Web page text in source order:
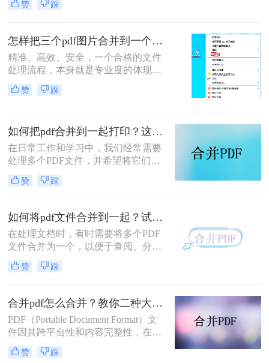
选对方法，1 分钟就能搞定多文件合
赞 踩
怎样把三个pdf图片合并到一个文件？三招搞定，职场效率飙升秘籍！
精准、高效、安全，一个合格的文件
处理流程，本身就是专业度的体现。
在信息爆炸的职场，我们每天都要与
海量文档打交道。你是否也经常遇到
PDF，或是三份散乱的报告图表
PDF，急需你整理成一个规整的文件
进行提交或归档？
赞 踩
如何把pdf合并到一起打印？这4种合并方法了解一下！
在日常工作和学习中，我们经常需要
处理多个PDF文件，并希望将它们合
并成一个文件进行打印，以便于管理
和节省纸张。那么如何把pdf合并到一
合并PDF文件并打印，每种方法都附
有简介。
赞 踩
如何将pdf文件合并到一起？试试这二个合并方法！
在处理文档时，有时需要将多个PDF
文件合并为一个，以便于查阅、分享
或存储。那么如何将pdf文件合并到一
起呢？本文将介绍两种合并PDF文件
赞 踩
合并pdf怎么合并？教你二种大家都在用的合并方法！
PDF（Portable Document Format）文
件因其跨平台性和内容完整性，在日
常办公和学习中得到了广泛应用。有
时，我们需要将多个PDF文件合并为
赞 踩